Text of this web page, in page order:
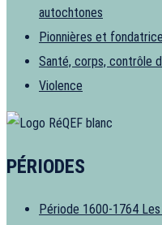
autochtones
Pionnières et
Santé, corps, contrôle
Violence
PÉRIODES
Période 1600-1764